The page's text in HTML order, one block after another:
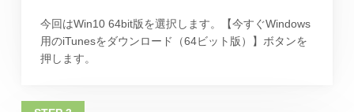
今回はWin10 64bit版を選択します。【今すぐWindows
用のiTunesをダウンロード（64ビット版）】ボタンを
押します。